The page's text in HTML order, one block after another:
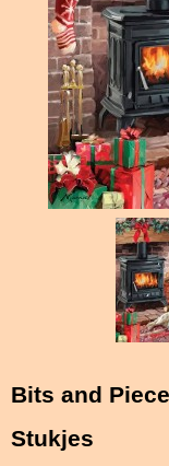
Bits and
Stukjes